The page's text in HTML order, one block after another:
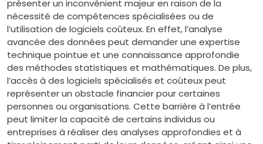
présenter un inconvénient majeur en raison de la
nécessité de compétences spécialisées ou de
l’utilisation de logiciels coûteux. En effet, l’analyse
avancée des données peut demander une expertise
technique pointue et une connaissance approfondie
des méthodes statistiques et mathématiques. De plus,
l’accès à des logiciels spécialisés et coûteux peut
représenter un obstacle financier pour certaines
personnes ou organisations. Cette barrière à l’entrée
peut limiter la capacité de certains individus ou
entreprises à réaliser des analyses approfondies et à